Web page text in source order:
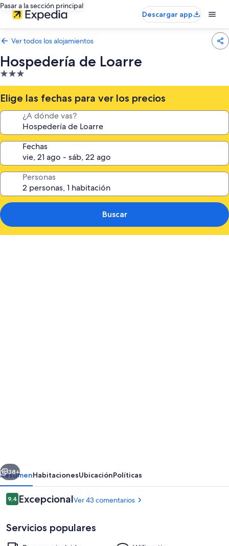
Pasar a la sección principal
Descargar app
Ver todos los alojamientos
Hospedería de Loarre
Alojamiento
de
3.0 estrellas
Elige las fechas para ver los precios
¿A dónde vas?
Fechas
Personas
Buscar
Siguiente
38+
ResumenHabitacionesUbicaciónPolíticas
Comentarios
9,49,4 de 10
ExcepcionalVer 43 comentarios
Servicios populares